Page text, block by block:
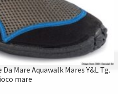
Mare Aquawalk Mares Y&L Tg.
mare